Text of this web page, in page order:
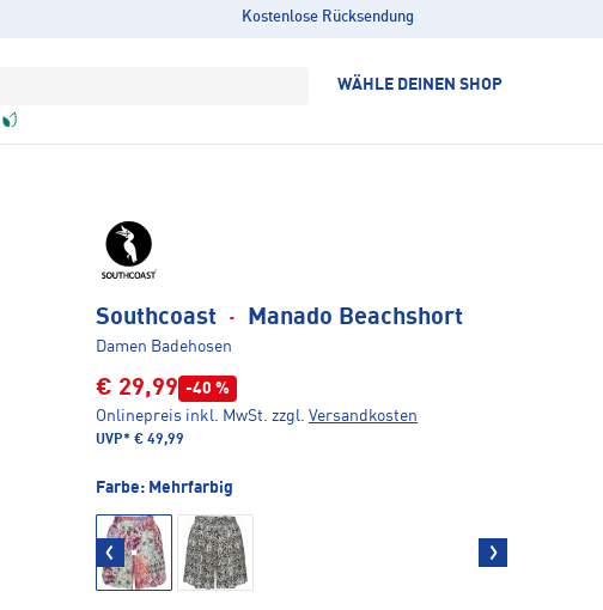
Kostenlose Rücksendung
WÄHLE DEINEN SHOP
Southcoast · Manado Beachshort
Damen Badehosen
€ 29,99 -40 %
Onlinepreis inkl. MwSt. zzgl. Versandkosten
UVP* € 49,99
Farbe: Mehrfarbig